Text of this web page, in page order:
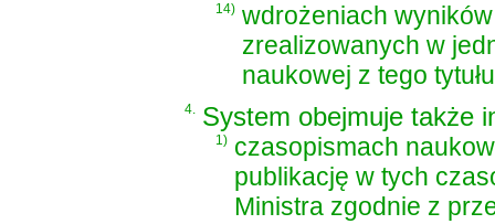
14) wdrożeniach
zrealizowanych w
naukowej z tego
4. System obejmuje także
1) czasopismach
publikację w tych
Ministra zgodnie z